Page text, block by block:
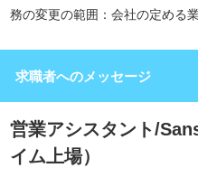
務の変更の範囲：会社の定める
求職者へのメッセージ
営業アシスタント/
イム上場）